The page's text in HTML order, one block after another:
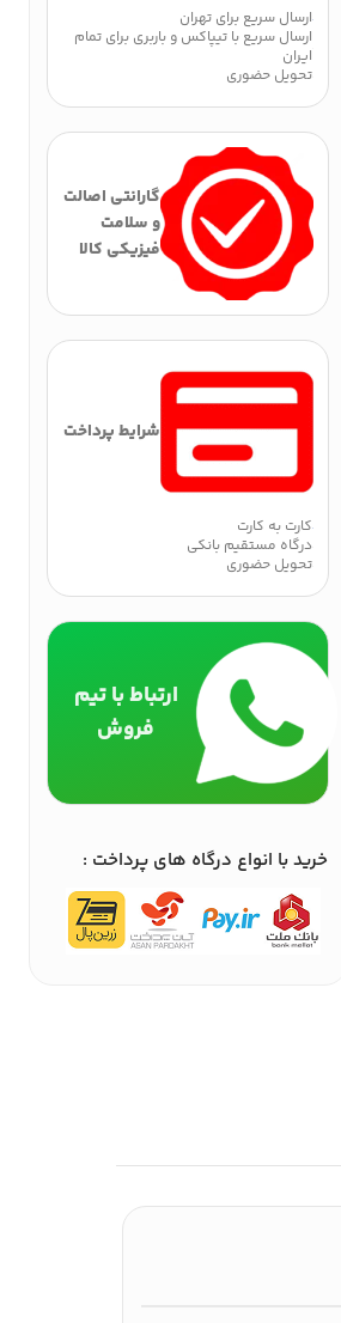
ارسال سریع برای تهران
ارسال سریع با تیپاکس و باربری برای تمام
ایران
تحویل حضوری
گارانتی اصالت
و سلامت
فیزیکی کالا
شرایط پرداخت
کارت به کارت
درگاه مستقیم بانکی
تحویل حضوری
ارتباط با تیم
فروش
خرید با انواع درگاه های پرداخت :